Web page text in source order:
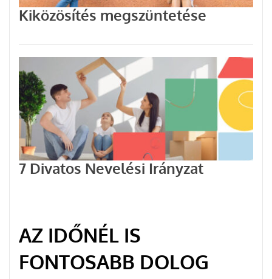
Kiközösítés megszüntetése
7 Divatos Nevelési Irányzat
AZ IDŐNÉL IS
FONTOSABB DOLOG